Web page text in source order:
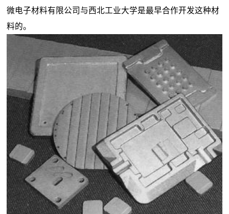
微电子材料有限公司与西北工业大学是最早合作开发这种材
料的。